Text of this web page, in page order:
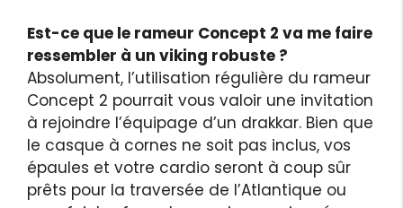
Est-ce que le rameur Concept 2 va me faire
ressembler à un viking robuste ?
Absolument, l’utilisation régulière du rameur
Concept 2 pourrait vous valoir une invitation
à rejoindre l’équipage d’un drakkar. Bien que
le casque à cornes ne soit pas inclus, vos
épaules et votre cardio seront à coup sûr
prêts pour la traversée de l’Atlantique ou